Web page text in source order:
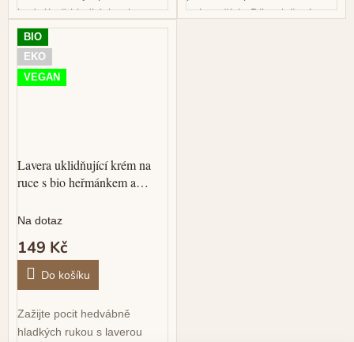
hedvábně hladkých rukou s
lavera přes noc:Během
spánku naše kožní buňky
pracují na plné obrátky, aby...
nejmenších. Díky složení
BIO
EKO
VEGAN
Lavera uklidňující krém na
ruce s bio heřmánkem a
Na dotaz
149 Kč
Do košíku
Zažijte pocit hedvábně
hladkých rukou s laverou